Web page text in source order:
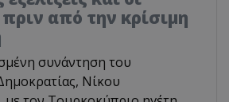
από την κρίσιμη
συνάντηση του
Νίκου